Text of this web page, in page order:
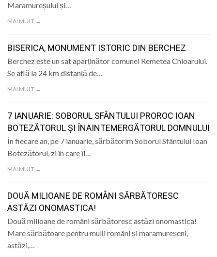
POLITIC
Maramureșului și…
MAI MULT →
BISERICA, MONUMENT ISTORIC DIN BERCHEZ
Berchez este un sat aparținător comunei Remetea Chioarului.
Se află la 24 km distanță de…
MAI MULT →
7 IANUARIE: SOBORUL SFÂNTULUI PROROC IOAN
BOTEZĂTORUL ȘI ÎNAINTEMERGĂTORUL DOMNULUI
În fiecare an, pe 7 ianuarie, sărbătorim Soborul Sfântului Ioan
Botezătorul, zi în care îl…
MAI MULT →
DOUĂ MILIOANE DE ROMÂNI SĂRBĂTORESC
ASTĂZI ONOMASTICA!
Două milioane de români sărbătoresc astăzi onomastica!
Mare sărbătoare pentru mulți români și maramureșeni,
astăzi,…